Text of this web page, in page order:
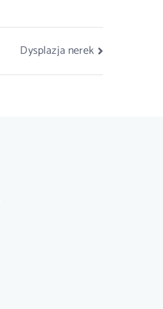
Dysplazja nerek